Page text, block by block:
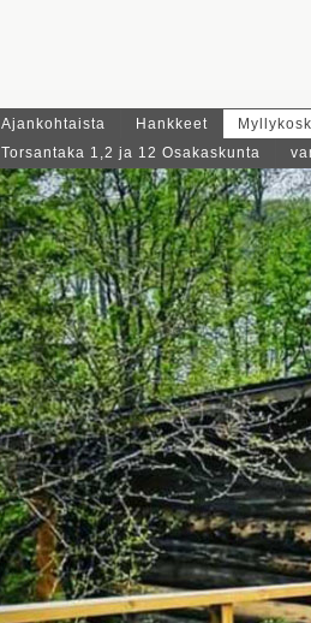
Ajankohtaista Hankkeet
Torsantaka 1,2 ja 12 Osakaskunta